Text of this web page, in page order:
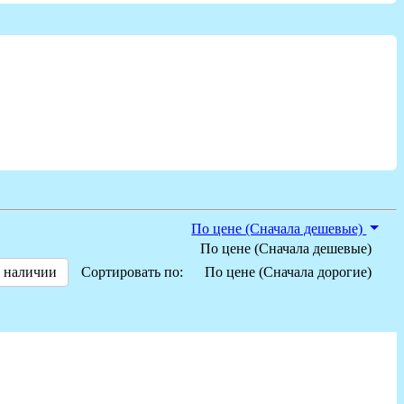
Сортировать по:
По цене (Сначала дешевые)
По цене (Сначала дешевые)
По цене (Сначала дорогие)